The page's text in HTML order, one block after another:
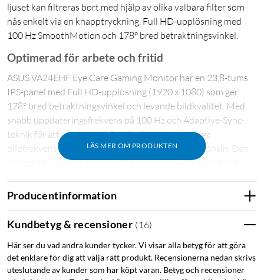
ljuset kan filtreras bort med hjälp av olika valbara filter som
nås enkelt via en knapptryckning. Full HD-upplösning med
100 Hz SmoothMotion och 178° bred betraktningsvinkel.
LÄS MER OM PRODUKTEN
Optimerad för arbete och fritid
ASUS VA24EHF Eye Care Gaming Monitor har en 23,8-tums
IPS-panel med Full HD-upplösning (1920 x 1080) som ger
178° bred betraktningsvinkel och levande bildkvalitet. Med
snabb uppdateringsfrekvens på 100 Hz och Adaptive-Sync-
teknik för att eliminera skärmrivningar och hackiga
bildfrekvenser för en smidigare upplevelse än någonsin. Den
har också TÜV Rheinland-certifierad flimmerfri teknik och
tittarupplevelse.
Skönare upplevelse med 100 Hz SmoothMotion
ASUS VA24EHF har snabb 100 Hz uppdateringsfrekvens och
Adaptive-Sync-teknik för att eliminera skärmrivningar och
hackiga bildfrekvenser. Den uppdaterar innehållet på skärmen
Producentinformation
Kundbetyg & recensioner ( 16)
Här ser du vad andra kunder tycker. Vi visar alla betyg för att göra
det enklare för dig att välja rätt produkt. Recensionerna nedan skrivs
uteslutande av kunder som har köpt varan. Betyg och recensioner